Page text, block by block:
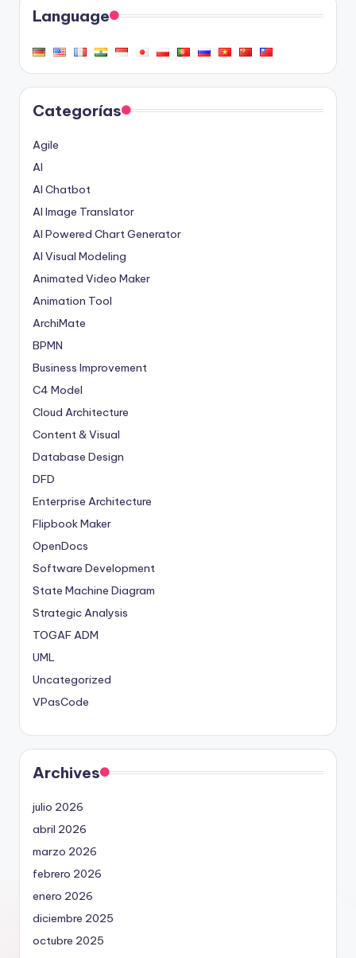
Language
Categorías
Agile
AI
AI Chatbot
AI Image Translator
AI Powered Chart Generator
AI Visual Modeling
Animated Video Maker
Animation Tool
ArchiMate
BPMN
Business Improvement
C4 Model
Cloud Architecture
Content & Visual
Database Design
DFD
Enterprise Architecture
Flipbook Maker
OpenDocs
Software Development
State Machine Diagram
Strategic Analysis
TOGAF ADM
UML
Uncategorized
VPasCode
Archives
julio 2026
abril 2026
marzo 2026
febrero 2026
enero 2026
diciembre 2025
octubre 2025